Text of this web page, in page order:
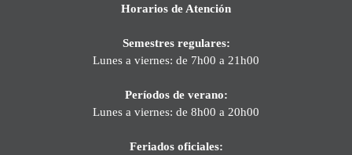
Horarios de Atención
Semestres regulares:
Lunes a viernes: de 7h00 a 21h00
Períodos de verano:
Lunes a viernes: de 8h00 a 20h00
Feriados oficiales: